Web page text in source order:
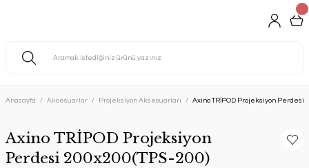
Anasayfa Aksesuarlar Projeksiyon Aksesuarları Axino TRİPOD Projeksiyon Perdesi
Axino TRİPOD Projeksiyon
Perdesi 200x200(TPS-200)